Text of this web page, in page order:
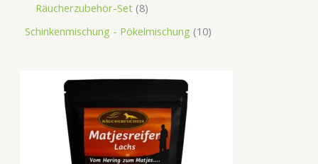
Räucherzubehör-Set 8
Schinkenmischung - Pökelmischung 10